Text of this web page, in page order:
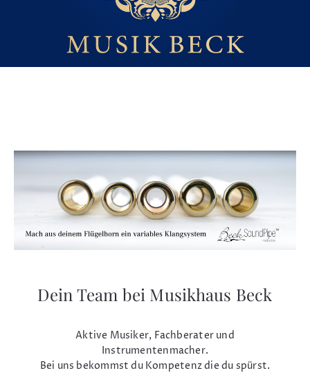
Dein Team bei Musikhaus Beck
Aktive Musiker, Fachberater und
Instrumentenmacher.
Bei uns bekommst du Kompetenz die du spürst.